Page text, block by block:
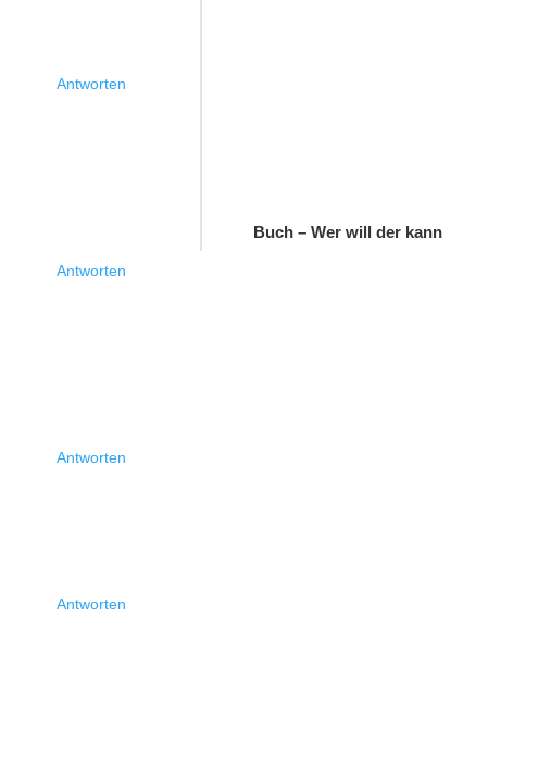
Antworten
Antworten
Antworten
Antworten
Buch – Wer will der kann